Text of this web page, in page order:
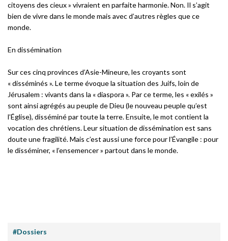
citoyens des cieux » vivraient en parfaite harmonie. Non. Il s’agit
bien de vivre dans le monde mais avec d’autres règles que ce
monde.
En dissémination
Sur ces cinq provinces d’Asie-Mineure, les croyants sont
« disséminés ». Le terme évoque la situation des Juifs, loin de
Jérusalem : vivants dans la « diaspora ». Par ce terme, les « exilés »
sont ainsi agrégés au peuple de Dieu (le nouveau peuple qu’est
l’Église), disséminé par toute la terre. Ensuite, le mot contient la
vocation des chrétiens. Leur situation de dissémination est sans
doute une fragilité. Mais c’est aussi une force pour l’Évangile : pour
le disséminer, « l’ensemencer » partout dans le monde.
#Dossiers